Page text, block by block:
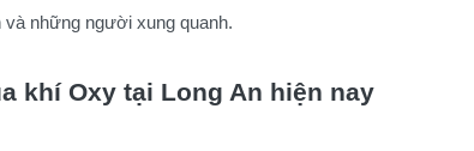
và những người xung quanh.
khí Oxy tại Long An hiện nay